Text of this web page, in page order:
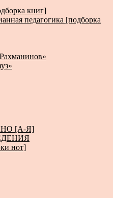
книг]
педагогика [подборка
[А-Я]
нот]